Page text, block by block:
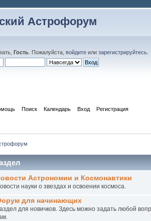
Астрофорум
Гость . Пожалуйста, войдите или зарегистрируйтесь
Поиск Календарь Вход Регистрация
Астрономии и Космонавтики
науки о звездах и освоении космоса.
для начинающих
для новичков. Здесь можно задать любой